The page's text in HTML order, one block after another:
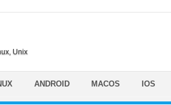
Unix
ANDROID MACOS IOS